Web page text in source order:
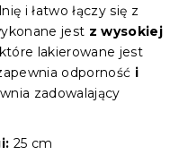
i łatwo łączy się z
jest z wysokiej
lakierowane jest
odporność i
zadowalający
25 cm